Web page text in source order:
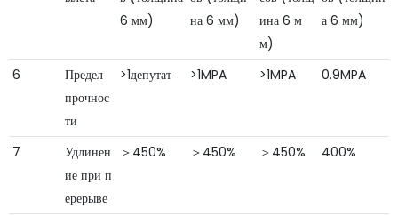
6 мм)
на 6 мм)
ина 6 м
м)
а 6 мм)
6
Предел
прочнос
ти
>1депутат >1MPA >1MPA 0.9MPA
7
Удлинен
ие при п
ерерыве
＞450% ＞450% ＞450% 400%